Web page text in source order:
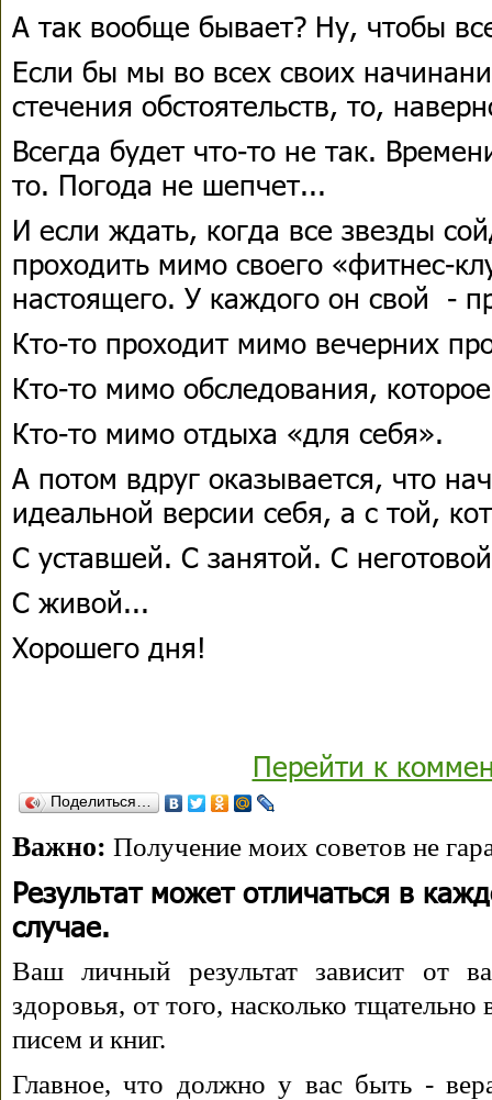
А так вообще бывает? Ну, чтобы
Если бы мы во всех своих
стечения обстоятельств, то,
Всегда будет что-то не так.
то. Погода не шепчет...
И если ждать, когда все звезды
проходить мимо своего «фитнес-
настоящего. У каждого он свой -
Кто-то проходит мимо вечерних
Кто-то мимо обследования,
Кто-то мимо отдыха «для себя».
А потом вдруг оказывается, что
идеальной версии себя, а с той,
С уставшей. С занятой. С
С живой...
Хорошего дня!
Перейти к
Поделиться…
Важно: Получение моих советов не
Результат может отличаться в
случае.
Ваш личный результат зависит от
здоровья, от того, насколько
писем и книг.
Главное, что должно у вас быть -